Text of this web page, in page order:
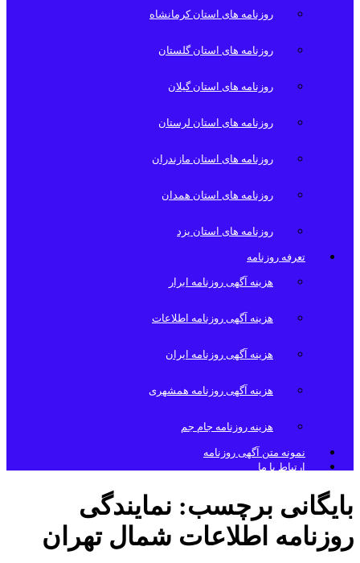
روزنامه های استان کرمانشاه
روزنامه های استان گلستان
روزنامه های استان گیلان
روزنامه های استان لرستان
روزنامه های استان مازندران
روزنامه های استان همدان
روزنامه های استان یزد
تعرفه روزنامه
هزینه آگهی روزنامه ابرار
هزینه آگهی روزنامه اطلاعات
هزینه آگهی روزنامه ایران
هزینه آگهی روزنامه همشهری
هزینه روزنامه جام جم
نمونه متن آگهی روزنامه
ارتباط با ما
بایگانی برچسب: نمایندگی
روزنامه اطلاعات شمال تهران